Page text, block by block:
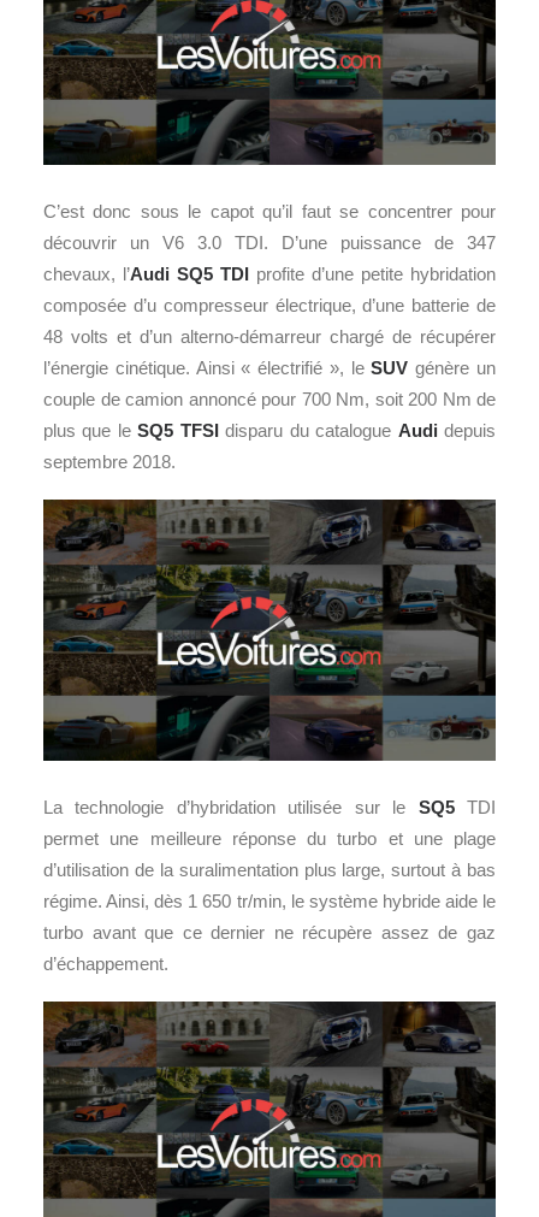
C’est donc sous le capot qu’il faut se concentrer pour
découvrir un V6 3.0 TDI. D’une puissance de 347
chevaux, l’Audi SQ5 TDI profite d’une petite hybridation
composée d’u compresseur électrique, d’une batterie de
48 volts et d’un alterno-démarreur chargé de récupérer
l’énergie cinétique. Ainsi « électrifié », leSUV génère un
couple de camion annoncé pour 700 Nm, soit 200 Nm de
plus que leSQ5 TFSIdisparu du catalogue Audi depuis
septembre 2018.
La technologie d’hybridation utilisée sur le SQ5TDI
permet une meilleure réponse du turbo et une plage
d’utilisation de la suralimentation plus large, surtout à bas
régime. Ainsi, dès 1 650 tr/min, le système hybride aide le
turbo avant que ce dernier ne récupère assez de gaz
d’échappement.